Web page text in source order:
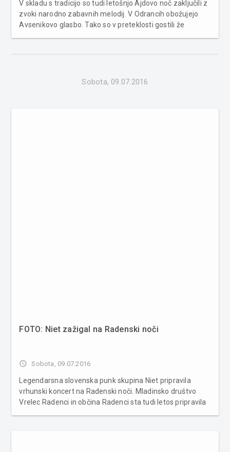
V skladu s tradicijo so tudi letošnjo Ajdovo noč zaključili z
zvoki narodno zabavnih melodij. V Odrancih obožujejo
Avsenikovo glasbo. Tako so v preteklosti gostili že
Sobota, 09.07.2016
FOTO: Niet zažigal na Radenski noči
access_time Sobota, 09.07.2016
Legendarsna slovenska punk skupina Niet pripravila
vrhunski koncert na Radenski noči. Mladinsko društvo
Vrelec Radenci in občina Radenci sta tudi letos pripravila